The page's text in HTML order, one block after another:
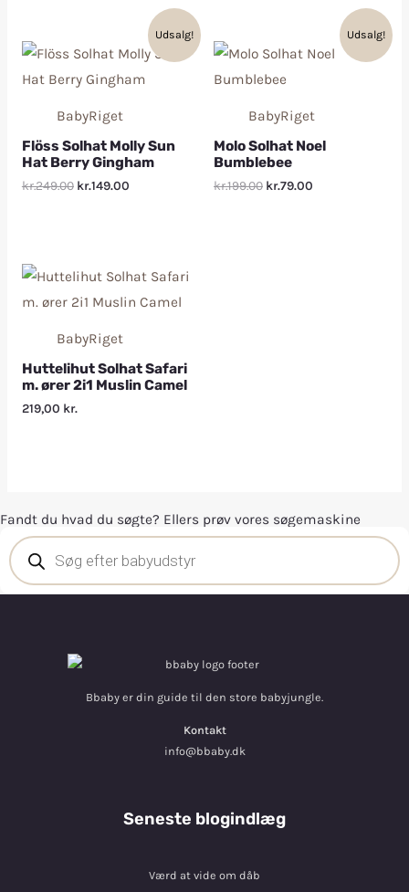
Udsalg!
BabyRiget
Flöss Solhat Molly Sun
Hat Berry Gingham
kr.249.00 kr.149.00
Udsalg!
BabyRiget
Molo Solhat Noel
Bumblebee
kr.199.00 kr.79.00
BabyRiget
Huttelihut Solhat Safari
m. ører 2i1 Muslin Camel
219,00 kr.
Fandt du hvad du søgte? Ellers prøv vores søgemaskine
Bbaby er din guide til den store babyjungle.
Kontakt
info@bbaby.dk
Seneste blogindlæg
Værd at vide om dåb